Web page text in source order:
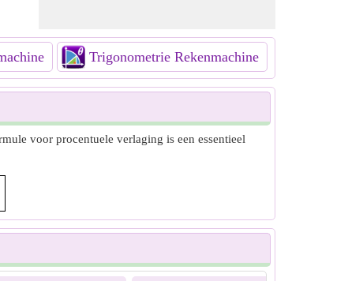
Trigonometrie Rekenmachine
voor procentuele verlaging is een essentieel